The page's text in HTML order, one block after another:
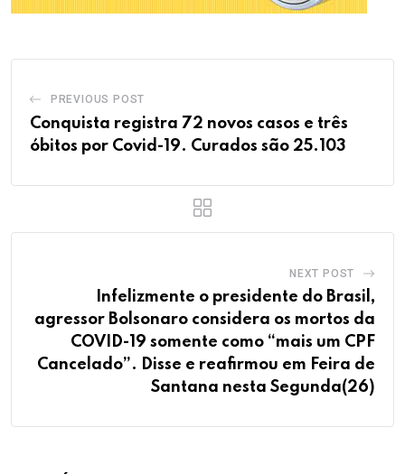
PREVIOUS POST
Conquista registra 72 novos casos e três
óbitos por Covid-19. Curados são 25.103
NEXT POST
Infelizmente o presidente do Brasil,
agressor Bolsonaro considera os mortos da
COVID-19 somente como “mais um CPF
Cancelado”. Disse e reafirmou em Feira de
Santana nesta Segunda(26)